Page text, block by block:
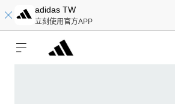
adidas TW
立刻使用官方APP